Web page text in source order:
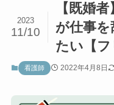
【既婚
が仕事
たい【フ
2023
11/10
看護師 2022年4月8日